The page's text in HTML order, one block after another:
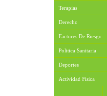
Terapias
Derecho
Factores De Riesgo
Politica Sanitaria
Deportes
Actividad Fisica